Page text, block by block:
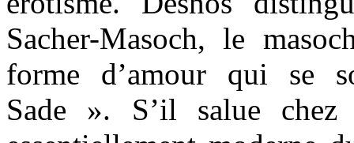
Sacher-Masoch, le
forme d’amour qui se
Sade ». S’il salue